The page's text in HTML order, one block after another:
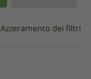
Azzeramento dei filtri